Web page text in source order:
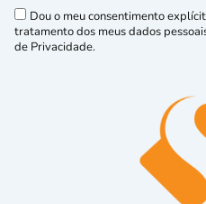
Dou o meu consentimento
tratamento dos meus dados
de Privacidade.